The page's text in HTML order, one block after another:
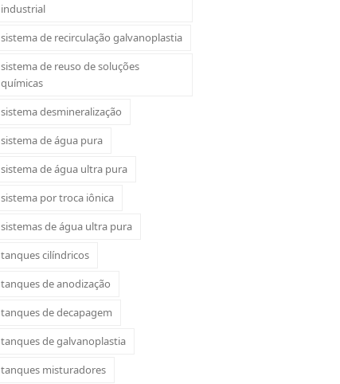
industrial
sistema de recirculação galvanoplastia
sistema de reuso de soluções
químicas
sistema desmineralização
sistema de água pura
sistema de água ultra pura
sistema por troca iônica
sistemas de água ultra pura
tanques cilíndricos
tanques de anodização
tanques de decapagem
tanques de galvanoplastia
tanques misturadores